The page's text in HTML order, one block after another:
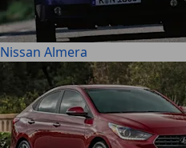
Nissan Almera